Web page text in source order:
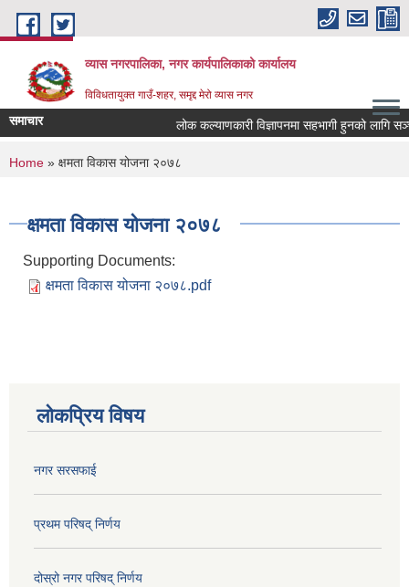
Skip to main content
व्यास नगरपालिका, नगर कार्यपालिकाको कार्यालय
विविधतायुक्त गाउँ-शहर, समृद्द मेरो व्यास नगर
समाचार लोक कल्याणकारी विज्ञापनमा सहभागी हुनको लागि
You are here
Home » क्षमता विकास योजना २०७८
क्षमता विकास योजना २०७८
Supporting Documents:
क्षमता विकास योजना २०७८.pdf
लोकप्रिय विषय
नगर सरसफाई
प्रथम परिषद् निर्णय
दोस्रो नगर परिषद् निर्णय